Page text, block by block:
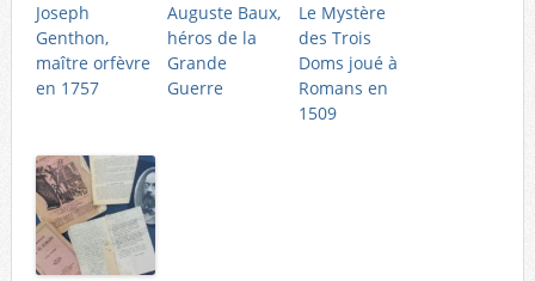
Joseph
Genthon,
maître orfèvre
en 1757
Auguste Baux,
héros de la
Grande
Guerre
Le Mystère
des Trois
Doms joué à
Romans en
1509